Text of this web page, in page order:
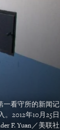
一看守所的新闻记
。2012年10月25日
F. Yuan／美联社